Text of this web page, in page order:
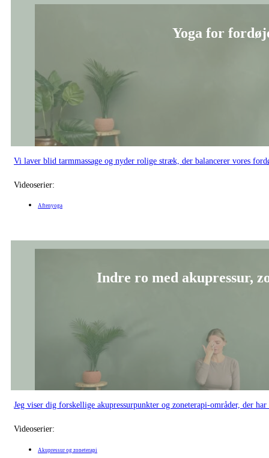
Yoga for
Vi laver blid tarmmassage og nyder rolige stræk, der balancerer vores
Videoserier:
Aftenyoga
Indre ro med akupressur,
Jeg viser dig forskellige akupressurpunkter og zoneterapi-områder, der
Videoserier:
Akupressur og zoneterapi